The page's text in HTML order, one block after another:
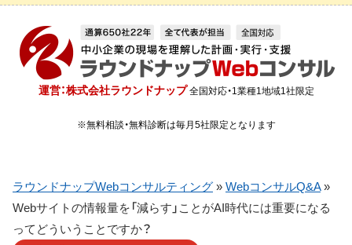
運営：株式会社ラウンドナップ 全国対応・1業種1地域1社限定
※無料相談・無料診断は毎月5社限定となります
ラウンドナップWebコンサルティング » WebコンサルQ&A»
Webサイトの情報量を「減らす」ことがAI時代には重要になる
ってどういうことですか？